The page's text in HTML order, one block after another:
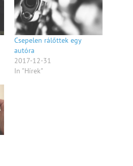
Csepelen rálőttek egy
autóra
2017-12-31
In "Hírek"